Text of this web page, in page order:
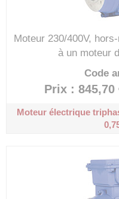
Moteur 230/400V,
à un moteur
Code
Prix : 845,70
Moteur électrique